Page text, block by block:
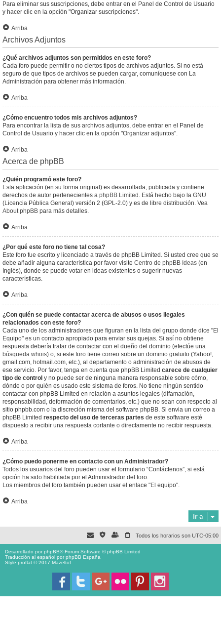
Para eliminar sus suscripciones, debe entrar en el Panel de Control de Usuario
y hacer clic en la opción "Organizar suscripciones".
Arriba
Archivos Adjuntos
¿Qué archivos adjuntos son permitidos en este foro?
Cada foro puede permitir o no ciertos tipos de archivos adjuntos. Si no está
seguro de que tipos de archivos se pueden cargar, comuníquese con La
Administración para obtener más información.
Arriba
¿Cómo encuentro todos mis archivos adjuntos?
Para encontrar la lista de sus archivos adjuntos, debe entrar en el Panel de
Control de Usuario y hacer clic en la opción "Organizar adjuntos".
Arriba
Acerca de phpBB
¿Quién programó este foro?
Esta aplicación (en su forma original) es desarrollada, publicada y contiene
derechos de autor pertenecientes a phpBB Limited . Está hecho bajo la GNU
(Licencia Pública General) versión 2 (GPL-2.0) y es de libre distribución. Vea
About phpBB para más detalles.
Arriba
¿Por qué este foro no tiene tal cosa?
Este foro fue escrito y licenciado a través de phpBB Limited. Si usted cree que se
debe añadir alguna característica por favor visite Centro de phpBB Ideas (en
Inglés), donde se puede votar en ideas existentes o sugerir nuevas
características.
Arriba
¿Con quién se puede contactar acerca de abusos o usos ilegales
relacionados con este foro?
Cada uno de los administradores que figuran en la lista del grupo donde dice "El
Equipo" es un contacto apropiado para enviar sus quejas. Si así no obtiene
respuesta debería tratar de contactar con el dueño del dominio (efectúe una
búsqueda whois) o, si este foro tiene correo sobre un dominio gratuito (Yahoo!,
gmail.com, hotmail.com, etc.), al departamento o administración de abusos de
ese servicio. Por favor, tenga en cuenta que phpBB Limited carece de cualquier
tipo de control y no puede ser de ninguna manera responsable sobre cómo,
dónde o por quién es usado este sistema de foros. No tiene ningún sentido
contactar con phpBB Limited en relación a asuntos legales (difamación,
responsabilidad, deformación de comentarios, etc.) que no sean con respecto al
sitio phpbb.com o la discreción misma del software phpBB. Si envia un correo a
phpBB Limited respecto del uso de terceras partes de este software esté
dispuesto a recibir una respuesta cortante o directamente no recibir respuesta.
Arriba
¿Cómo puedo ponerme en contacto con un Administrador?
Todos los usuarios del foro pueden usar el formulario “Contáctenos”, si está
opción ha sido habilitada por el Administrador del foro.
Los miembros del foro también pueden usar el enlace "El equipo".
Arriba
Ir a
Todos los horarios son UTC-05:00
Desarrollado porphpBB® Forum Software © phpBB Limited
Traducción al español porphpBB España
Style proflat © 2017 Mazeltof